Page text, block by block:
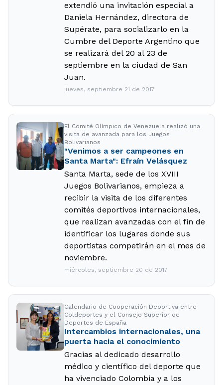
extendió una invitación especial a
Daniela Hernández, directora de
Supérate, para socializarlo en la
Cumbre del Deporte Argentino que
se realizará del 20 al 23 de
septiembre en la ciudad de San
Juan.
jueves, septiembre 21 de 2017
El Comité Olímpico de Venezuela realizó una
visita de avanzada para los Juegos
Bolivarianos
"Venimos a ser campeones en
Santa Marta": Efraín Velásquez
Santa Marta, sede de los XVIII
Juegos Bolivarianos, empieza a
recibir la visita de los diferentes
comités deportivos internacionales,
que realizan avanzadas con el fin de
identificar los lugares donde sus
deportistas competirán en el mes de
noviembre.
miércoles, septiembre 20 de 2017
Calendario de Cooperación Deportiva entre
Coldeportes y el Consejo Superior de
Deportes de España
Intercambios internacionales, una
puerta hacia el conocimiento
Gracias al dedicado desarrollo
médico y científico del deporte que
ha vivenciado Colombia y a los